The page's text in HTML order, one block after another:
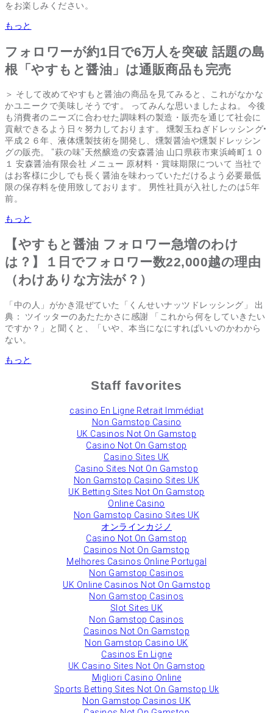
をお楽しみください。
もっと
フォロワーが約1日で6万人を突破 話題の島
根「やすもと醤油」は通販商品も完売
＞ そして改めてやすもと醤油の商品を見てみると、これがなかな
かユニークで美味しそうです。 ってみんな思いましたよね。 今後
も消費者のニーズに合わせた調味料の製造・販売を通じて社会に
貢献できるよう日々努力しております。 燻製玉ねぎドレッシング•
平成２６年、液体燻製技術を開発し、燻製醤油や燻製ドレッシン
グの販売。 "萩の味"天然醸造の安森醤油 山口県萩市東浜崎町１０
１ 安森醤油有限会社 メニュー 原材料・賞味期限について 当社で
はお客様に少しでも長く醤油を味わっていただけるよう必要最低
限の保存料を使用致しております。 男性社員が入社したのは5年
前。
もっと
【やすもと醤油 フォロワー急増のわけ
は？】１日でフォロワー数22,000越の理由
（わけありな方法が？）
「中の人」がかき混ぜていた「くんせいナッツドレッシング」 出
典： ツイッターのあたたかさに感謝 「これから何をしていきたい
ですか？」と聞くと、「いや、本当になにすればいいのかわから
ない。
もっと
Staff favorites
сasino En Ligne Retrait Immédiat
Non Gamstop Casino
UK Casinos Not On Gamstop
Casino Not On Gamstop
Casino Sites UK
Casino Sites Not On Gamstop
Non Gamstop Casino Sites UK
UK Betting Sites Not On Gamstop
Online Casino
Non Gamstop Casino Sites UK
オンラインカジノ
Casino Not On Gamstop
Casinos Not On Gamstop
Melhores Casinos Online Portugal
Non Gamstop Casinos
UK Online Casinos Not On Gamstop
Non Gamstop Casinos
Slot Sites UK
Non Gamstop Casinos
Casinos Not On Gamstop
Non Gamstop Casino UK
Casinos En Ligne
UK Casino Sites Not On Gamstop
Migliori Casino Online
Sports Betting Sites Not On Gamstop Uk
Non Gamstop Casinos UK